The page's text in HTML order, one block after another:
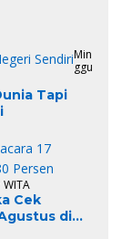
Min
Ggu
Tapi
Cek
di